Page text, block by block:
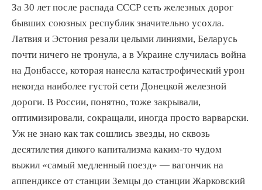
За 30 лет после распада СССР сеть железных дорог
бывших союзных республик значительно усохла.
Латвия и Эстония резали целыми линиями, Беларусь
почти ничего не тронула, а в Украине случилась война
на Донбассе, которая нанесла катастрофический урон
некогда наиболее густой сети Донецкой железной
дороги. В России, понятно, тоже закрывали,
оптимизировали, сокращали, иногда просто варварски.
Уж не знаю как так сошлись звезды, но сквозь
десятилетия дикого капитализма каким-то чудом
выжил «самый медленный поезд» — вагончик на
аппендиксе от станции Земцы до станции Жарковский